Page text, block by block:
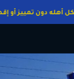
وطنٌ لكل أهله دون